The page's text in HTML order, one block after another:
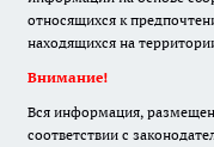
относящихся к
находящихся на
Внимание!
Вся информация,
соответствии с